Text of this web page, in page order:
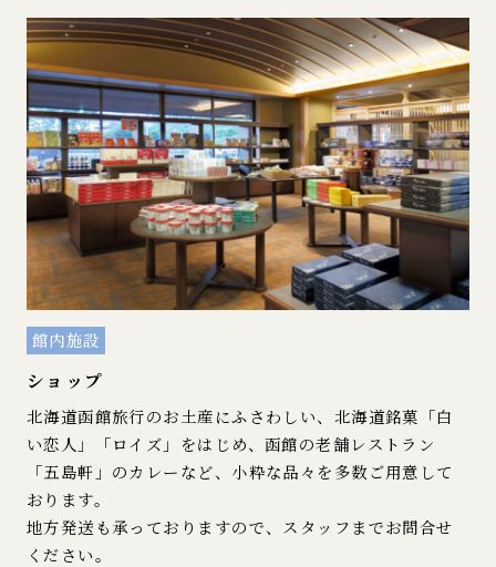
館内施設
ショップ
北海道函館旅行のお土産にふさわしい、北海道銘菓「白
い恋人」「ロイズ」をはじめ、函館の老舗レストラン
「五島軒」のカレーなど、小粋な品々を多数ご用意して
おります。
地方発送も承っておりますので、スタッフまでお問合せ
ください。